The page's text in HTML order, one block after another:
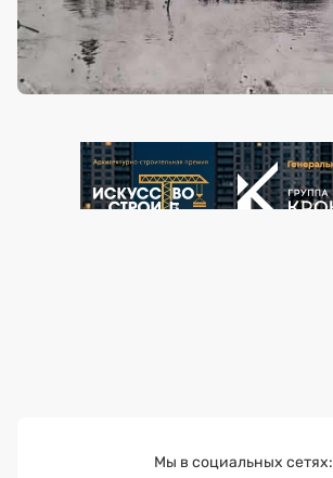
Мы в социальных сетях: